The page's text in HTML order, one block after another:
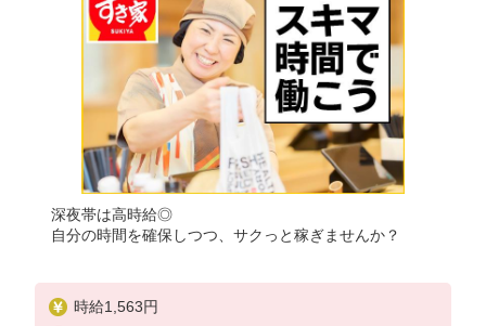
深夜帯は高時給◎
自分の時間を確保しつつ、サクっと稼ぎませんか？
時給1,563円